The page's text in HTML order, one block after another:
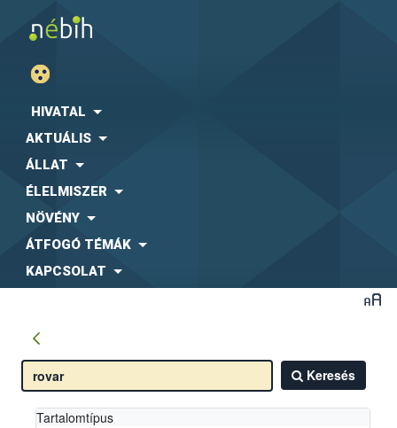
HIVATAL
AKTUÁLIS
ÁLLAT
ÉLELMISZER
NÖVÉNY
ÁTFOGÓ TÉMÁK
KAPCSOLAT
Keresés
Tartalomtípus